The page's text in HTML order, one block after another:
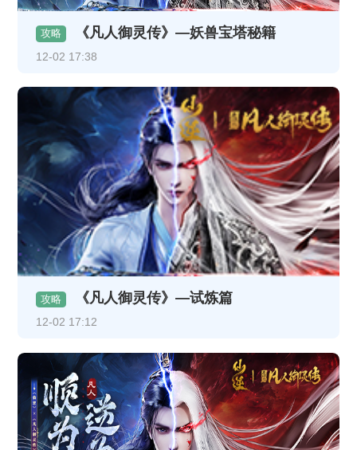
攻略 《凡人御灵传》—妖兽宝塔秘籍
12-02 17:38
攻略 《凡人御灵传》—试炼篇
12-02 17:12